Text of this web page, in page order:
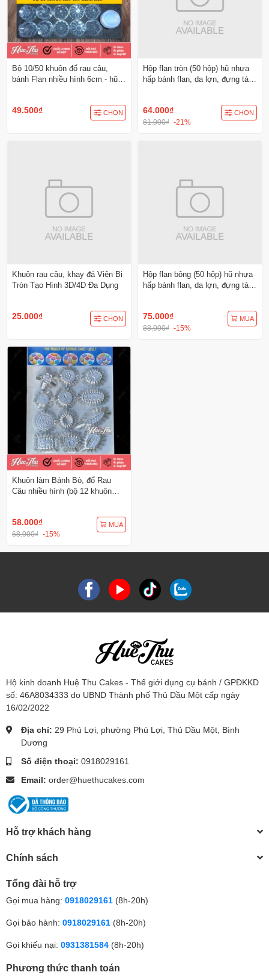
Bộ 10/50 khuôn đổ rau câu,
bánh Flan nhiều hình 6cm - hũ
cotta
49.500₫ CHỌN
Hộp flan tròn (50 hộp) hũ nhựa
hấp bánh flan, da lợn, đựng tàu
64.000₫
81.000₫ -21%
CHỌN
Khuôn rau câu, khay đá Viên Bi
Tròn Tạo Hình 3D/4D Đa Dụng
25.000₫ CHỌN
Hộp flan bông (50 hộp) hũ nhựa
hấp bánh flan, da lợn, đựng tàu
75.000₫
88.000₫ -15%
MUA
Khuôn làm Bánh Bò, đổ Rau
Câu nhiều hình (bộ 12 khuôn
58.000₫
68.000₫ -15%
MUA
Hộ kinh doanh Huệ Thu Cakes - Thế giới dụng cụ bánh / GPĐKKD
số: 46A8034333 do UBND Thành phố Thủ Dầu Một cấp ngày
16/02/2022
Địa chỉ: 29 Phú Lợi, phường Phú Lợi, Thủ Dầu Một, Bình
Dương
Số điện thoại: 0918029161
Email: order@huethucakes.com
Hỗ trợ khách hàng
Chính sách
Tổng đài hỗ trợ
Gọi mua hàng: 0918029161 (8h-20h)
Gọi bảo hành: 0918029161 (8h-20h)
Gọi khiếu nại: 0931381584 (8h-20h)
Phương thức thanh toán